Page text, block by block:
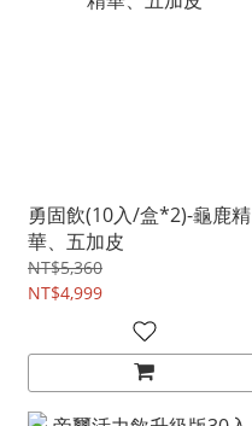
勇固飲(10入/盒*2)-龜鹿精
華、五加皮
NT$5,360
NT$4,999